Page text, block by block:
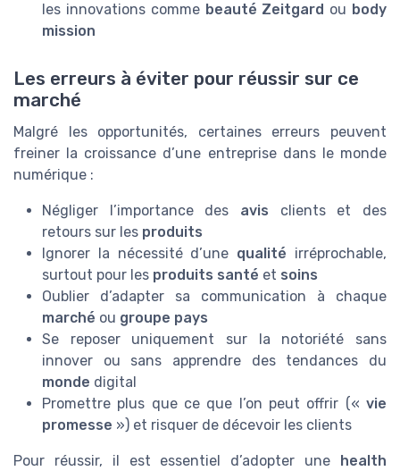
les innovations comme beauté Zeitgard ou body
mission
Les erreurs à éviter pour réussir sur ce
marché
Malgré les opportunités, certaines erreurs peuvent
freiner la croissance d’une entreprise dans le monde
numérique :
Négliger l’importance des avis clients et des
retours sur les produits
Ignorer la nécessité d’une qualité irréprochable,
surtout pour les produits santé et soins
Oublier d’adapter sa communication à chaque
marché ou groupe pays
Se reposer uniquement sur la notoriété sans
innover ou sans apprendre des tendances du
monde digital
Promettre plus que ce que l’on peut offrir (« vie
promesse ») et risquer de décevoir les clients
Pour réussir, il est essentiel d’adopter une
health